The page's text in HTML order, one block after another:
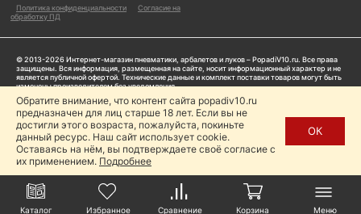
Политика конфиденциальности
Согласие на
обработку ПД
© 2013-2026 Интернет-магазин пневматики, арбалетов и луков – PopadiV10.ru. Все права
защищены. Вся информация, размещенная на сайте, носит информационный характер и не
является публичной офертой. Технические данные и комплект поставки товаров могут быть
изменены производителем без уведомления
Пользуясь сайтом Popadiv10.ru, пользователь автоматически соглашается с условиями,
прописанными в
Политике конфиденциальности
Копирование любой информации (тексты, фото, видео и др.) с сайта Popadiv10 запрещено,
за исключением наличия письменного согласия администрации сайта Popadiv10.
Каталог Избранное Сравнение Корзина Меню
Обратите внимание, что контент сайта popadiv10.ru
предназначен для лиц старше 18 лет. Если вы не
достигли этого возраста, пожалуйста, покиньте
данный ресурс. Наш сайт использует cookie.
Оставаясь на нём, вы подтверждаете своё согласие с
их применением. Подробнее
ОК